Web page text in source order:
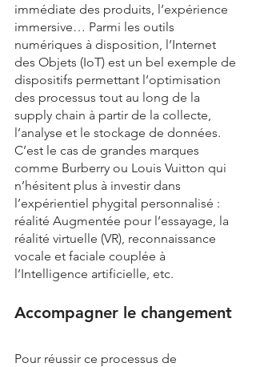
immédiate des produits, l’expérience
immersive… Parmi les outils
numériques à disposition, l’Internet
des Objets (IoT) est un bel exemple de
dispositifs permettant l’optimisation
des processus tout au long de la
supply chain à partir de la collecte,
l’analyse et le stockage de données.
C’est le cas de grandes marques
comme Burberry ou Louis Vuitton qui
n’hésitent plus à investir dans
l’expérientiel phygital personnalisé :
réalité Augmentée pour l’essayage, la
réalité virtuelle (VR), reconnaissance
vocale et faciale couplée à
l’Intelligence artificielle, etc.
Accompagner le changement
Pour réussir ce processus de